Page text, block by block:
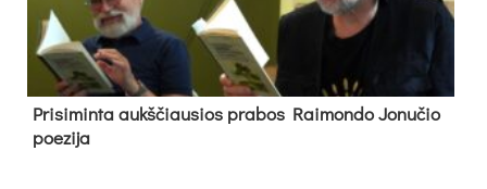
Pri­si­min­ta aukš­čiau­sios pra­bos Rai­mon­do Jo­nu­čio
poe­zi­ja